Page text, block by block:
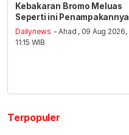
Kebakaran Bromo Meluas
Seperti ini Penampakannya
Dailynews - Ahad , 09 Aug 2026,
11:15 WIB
Terpopuler